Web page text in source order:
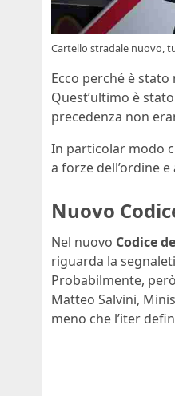
Cartello stradale nuovo,
Ecco perché è
Quest’ultimo è
precedenza non
In particolar modo
a forze dell’ordine
Nuovo
Nel nuovo Codice
riguarda la
Probabilmente,
Matteo Salvini,
meno che l’iter